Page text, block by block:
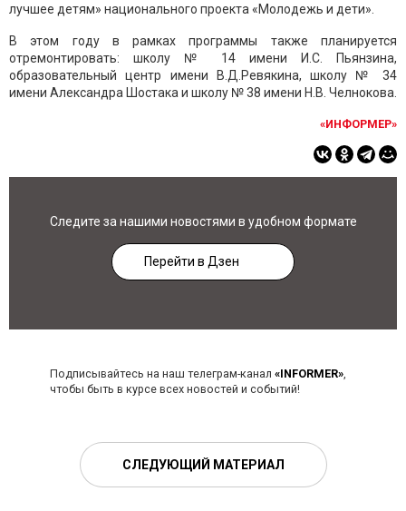
лучшее детям» национального проекта «Молодежь и дети».
В этом году в рамках программы также планируется
отремонтировать: школу № 14 имени И.С. Пьянзина,
образовательный центр имени В.Д.Ревякина, школу № 34
имени Александра Шостака и школу № 38 имени Н.В. Челнокова.
«ИНФОРМЕР»
Следите за нашими новостями в удобном формате
Перейти в Дзен
Подписывайтесь на наш телеграм-канал «INFORMER»,
чтобы быть в курсе всех новостей и событий!
СЛЕДУЮЩИЙ МАТЕРИАЛ